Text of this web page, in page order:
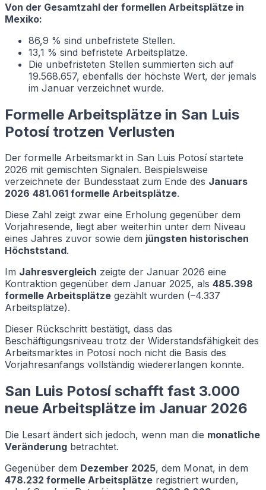
Von der Gesamtzahl der formellen Arbeitsplätze in
Mexiko:
86,9 % sind unbefristete Stellen.
13,1 % sind befristete Arbeitsplätze.
Die unbefristeten Stellen summierten sich auf
19.568.657, ebenfalls der höchste Wert, der jemals
im Januar verzeichnet wurde.
Formelle Arbeitsplätze in San Luis
Potosí trotzen Verlusten
Der formelle Arbeitsmarkt in San Luis Potosí startete
2026 mit gemischten Signalen. Beispielsweise
verzeichnete der Bundesstaat zum Ende des Januars
2026 481.061 formelle Arbeitsplätze.
Diese Zahl zeigt zwar eine Erholung gegenüber dem
Vorjahresende, liegt aber weiterhin unter dem Niveau
eines Jahres zuvor sowie dem jüngsten historischen
Höchststand.
Im Jahresvergleich zeigte der Januar 2026 eine
Kontraktion gegenüber dem Januar 2025, als 485.398
formelle Arbeitsplätze gezählt wurden (–4.337
Arbeitsplätze).
Dieser Rückschritt bestätigt, dass das
Beschäftigungsniveau trotz der Widerstandsfähigkeit des
Arbeitsmarktes in Potosí noch nicht die Basis des
Vorjahresanfangs vollständig wiedererlangen konnte.
San Luis Potosí schafft fast 3.000
neue Arbeitsplätze im Januar 2026
Die Lesart ändert sich jedoch, wenn man die monatliche
Veränderung betrachtet.
Gegenüber dem Dezember 2025, dem Monat, in dem
478.232 formelle Arbeitsplätze registriert wurden,